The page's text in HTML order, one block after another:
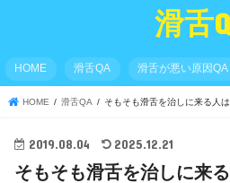
滑舌
HOME 滑舌QA 滑舌が悪い原因QA
HOME 滑舌QA そもそも滑舌を治しに来る人
2019.08.04 2025.12.21
そもそも滑舌を治しに来